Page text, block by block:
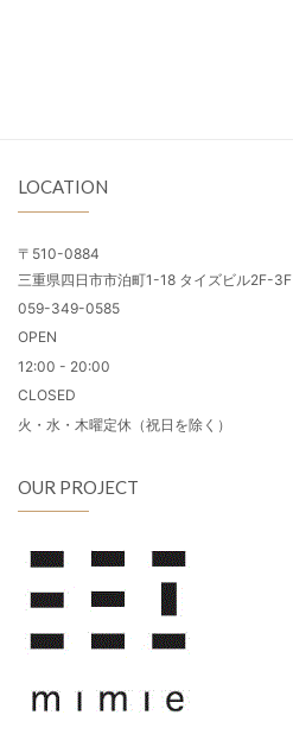
LOCATION
〒510-0884
三重県四日市市泊町1-18 タイズビル2F-3F
059-349-0585
OPEN
12:00 - 20:00
CLOSED
火・水・木曜定休（祝日を除く）
OUR PROJECT